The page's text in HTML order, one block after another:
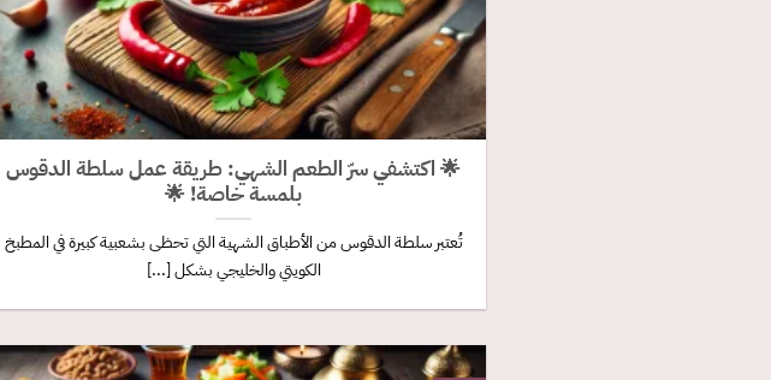
🌟 اكتشفي سرّ الطعم الشهي: طريقة عمل سلطة الدقوس
بلمسة خاصة! 🌟
تُعتبر سلطة الدقوس من الأطباق الشهية التي تحظى بشعبية كبيرة في المطبخ
الكويتي والخليجي بشكل [...]